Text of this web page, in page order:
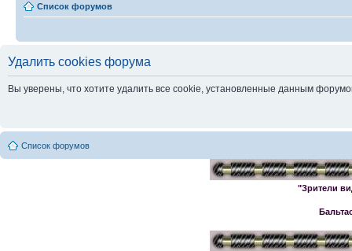
Список форумов
Удалить cookies форума
Вы уверены, что хотите удалить все cookie, установленные данным
Список форумов
"Зрители